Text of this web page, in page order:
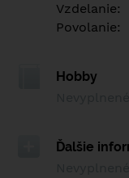
Vzdelanie:
Povolanie:
Hobby
Ďalšie